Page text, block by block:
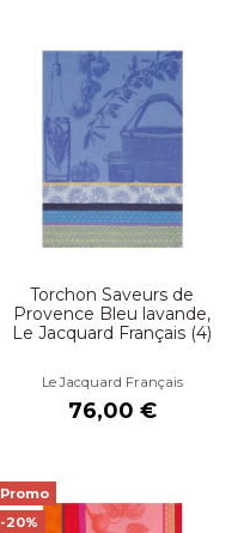
Torchon Saveurs de
Provence Bleu lavande,
Le Jacquard Français (4)
Le Jacquard Français
76,00 €
Promo
-20%